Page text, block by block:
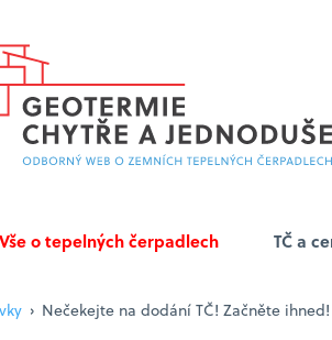
Vše o tepelných čerpadlech TČ a
› Nečekejte na dodání TČ! Začněte ihned!